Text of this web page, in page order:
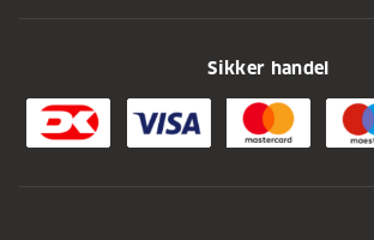
Sikker handel